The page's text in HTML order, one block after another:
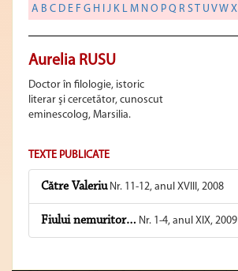
A B C D E F G H I J K L M N O P Q R S T U VW X
Aurelia RUSU
Doctor în filologie, istoric
literar şi cercetător, cunoscut
eminescolog, Marsilia.
TEXTE PUBLICATE
Către ValeriuNr. 11-12, anul XVIII, 2008
Fiului nemuritor… Nr. 1-4, anul XIX, 2009